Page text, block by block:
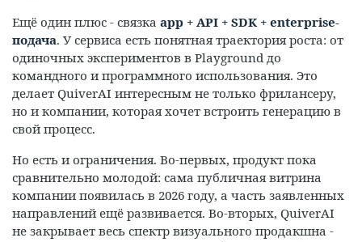
Ещё один плюс - связка app + API + SDK + enterprise-
подача. У сервиса есть понятная траектория роста: от
одиночных экспериментов в Playground до
командного и программного использования. Это
делает QuiverAI интересным не только фрилансеру,
но и компании, которая хочет встроить генерацию в
свой процесс.
Но есть и ограничения. Во-первых, продукт пока
сравнительно молодой: сама публичная витрина
компании появилась в 2026 году, а часть заявленных
направлений ещё развивается. Во-вторых, QuiverAI
не закрывает весь спектр визуального продакшна -